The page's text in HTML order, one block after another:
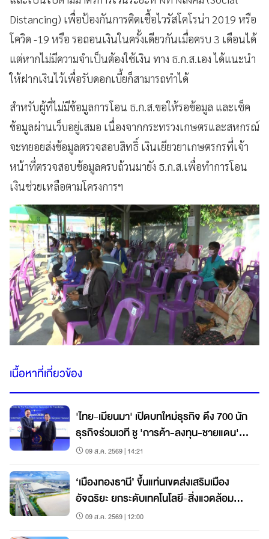
Distancing) เพื่อป้องกันการติดเชื้อไวรัสโคโรน่า 2019 หรือ
โควิด -19 หรือ รอถอนเงินในครั้งเดียวกันเมื่อครบ 3 เดือนได้
แต่หากไม่มีความจำเป็นต้องใช้เงิน ทาง ธ.ก.ส.เอง ได้แนะนำ
ให้ฝากเงินไว้เพื่อรับดอกเบี้ยก็สามารถทำได้
สำหรับผู้ที่ไม่มีข้อมูลการโอน ธ.ก.ส.ขอให้รอข้อมูล และเช็ค
ข้อมูลผ่านเว็บอยู่เสมอ เนื่องจากกระทรวงเกษตรและสหกรณ์
จะทยอยส่งข้อมูลตรวจสอบสิทธิ์ เงินเยียวยาเกษตรกรที่เจ้า
หน้าที่ตรวจสอบข้อมูลครบถ้วนมายัง ธ.ก.ส.เพื่อทำการโอน
เงินช่วยเหลือตามโครงการฯ
เนื้อหาที่เกี่ยวข้อง
'ไทย-เมียนมา' เปิดบทใหม่ธุรกิจ ดึง 700 นัก
ธุรกิจร่วมเวที ชู 'การค้า-ลงทุน-ชายแดน'
ฟื้นเชื่อมั่น
09 ส.ค. 2569 | 14:21
‘เมืองทองธานี’ ขึ้นแท่นเขตส่งเสริมเมือง
อัจฉริยะ ยกระดับเทคโนโลยี-สิ่งแวดล้อม
เคลื่อนเศรษฐกิจ
09 ส.ค. 2569 | 12:00